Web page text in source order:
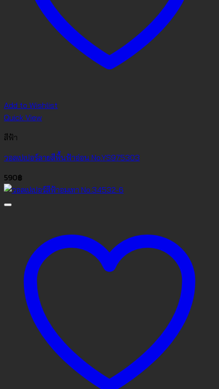
Add to Wishlist
Quick View
สีฟ้า
วอลเปเปอร์ลายสีพื้นฟ้าอ่อน No.YS975303
590฿